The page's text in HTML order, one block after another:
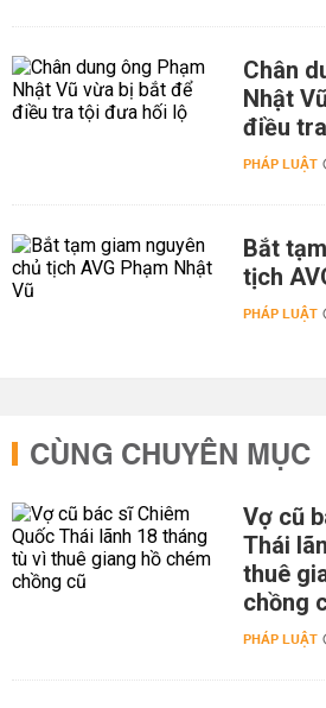
Chân
Nhật
điều
PHÁP LUẬT
Bắt
tịch
PHÁP LUẬT
CÙNG CHUYÊN MỤC
Vợ cũ
Thái
thuê
chồng
PHÁP LUẬT